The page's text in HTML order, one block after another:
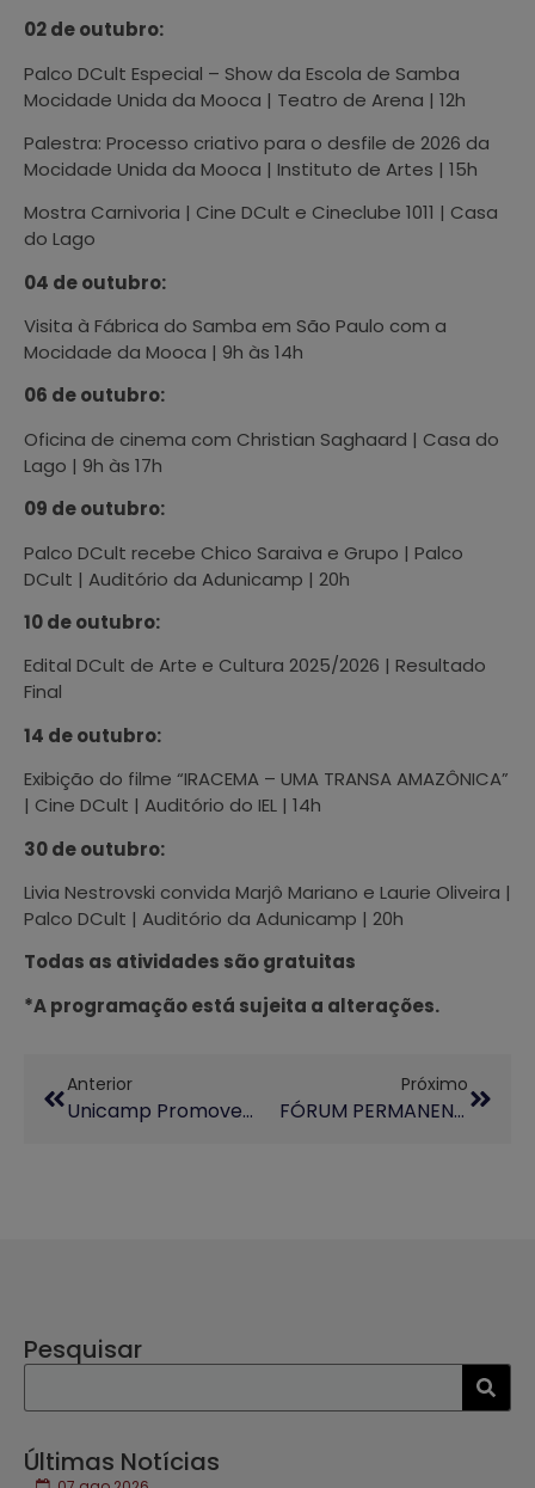
02 de outubro:
Palco DCult Especial – Show da Escola de Samba
Mocidade Unida da Mooca | Teatro de Arena | 12h
Palestra: Processo criativo para o desfile de 2026 da
Mocidade Unida da Mooca | Instituto de Artes | 15h
Mostra Carnivoria | Cine DCult e Cineclube 1011 | Casa
do Lago
04 de outubro:
Visita à Fábrica do Samba em São Paulo com a
Mocidade da Mooca | 9h às 14h
06 de outubro:
Oficina de cinema com Christian Saghaard | Casa do
Lago | 9h às 17h
09 de outubro:
Palco DCult recebe Chico Saraiva e Grupo | Palco
DCult | Auditório da Adunicamp | 20h
10 de outubro:
Edital DCult de Arte e Cultura 2025/2026 | Resultado
Final
14 de outubro:
Exibição do filme “IRACEMA – UMA TRANSA AMAZÔNICA”
| Cine DCult | Auditório do IEL | 14h
30 de outubro:
Livia Nestrovski convida Marjô Mariano e Laurie Oliveira |
Palco DCult | Auditório da Adunicamp | 20h
Todas as atividades são gratuitas
*A programação está sujeita a alterações.
Anterior
Unicamp Promove 1ª Capoeira Para Todos Com Mestre Camisa E Professor Canela
Próximo
FÓRUM PERMANENTE: Educação Indígena E Quilombola No Estado De São Paulo: Panorama Da Educação Básica Ao Ensino Superior (30/09)
Pesquisar
Últimas Notícias